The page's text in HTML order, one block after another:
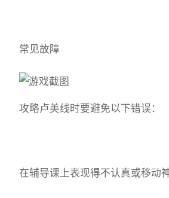
常见故障
攻略卢美线时要避免以下错误：
在辅导课上表现得不认真或移动